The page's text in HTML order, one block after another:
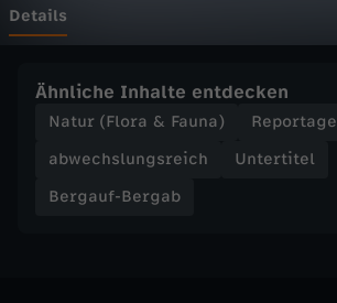
a
b
-
T
Details
Ähnliche Inhalte entdecken
Natur (Flora & Fauna)
Reportage
abwechslungsreich
Untertitel
Bergauf-Bergab